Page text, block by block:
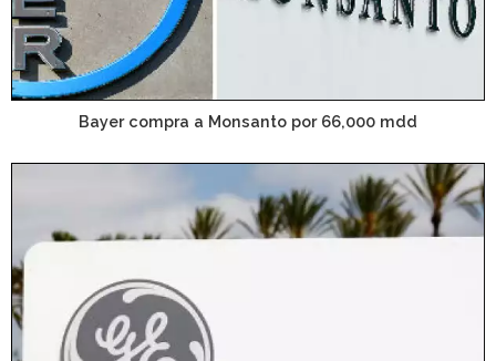
Bayer compra a Monsanto por 66,000 mdd